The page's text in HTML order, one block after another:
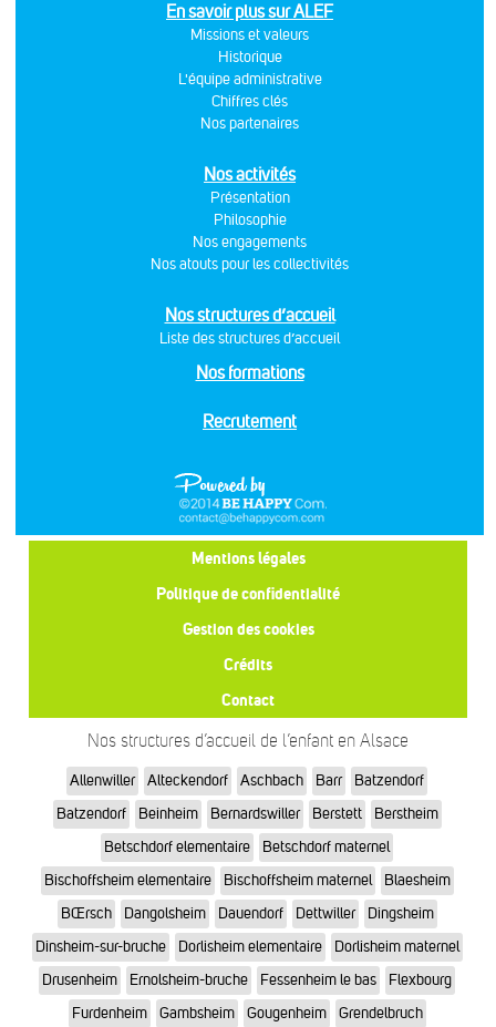
En savoir plus sur ALEF
Missions et valeurs
Historique
L'équipe administrative
Chiffres clés
Nos partenaires
Nos activités
Présentation
Philosophie
Nos engagements
Nos atouts pour les collectivités
Nos structures d’accueil
Liste des structures d’accueil
Nos formations
Recrutement
Mentions légales
Politique de confidentialité
Gestion des cookies
Crédits
Contact
Nos structures d’accueil de l’enfant en Alsace
Allenwiller Alteckendorf Aschbach Barr
Batzendorf
Batzendorf
Beinheim Bernardswiller Berstett
Berstheim
Betschdorf elementaire
Betschdorf maternel
Bischoffsheim elementaire
Bischoffsheim maternel
Blaesheim
BŒrsch
Dangolsheim Dauendorf Dettwiller
Dingsheim
Dinsheim-sur-bruche
Dorlisheim elementaire
Dorlisheim maternel
Drusenheim
Ernolsheim-bruche Fessenheim le bas
Flexbourg
Furdenheim
Gambsheim Gougenheim
Grendelbruch